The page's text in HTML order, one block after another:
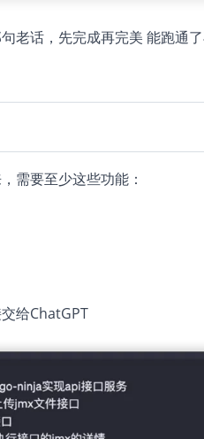
老话，先完成再完美 能跑通
需要至少这些功能：
给ChatGPT